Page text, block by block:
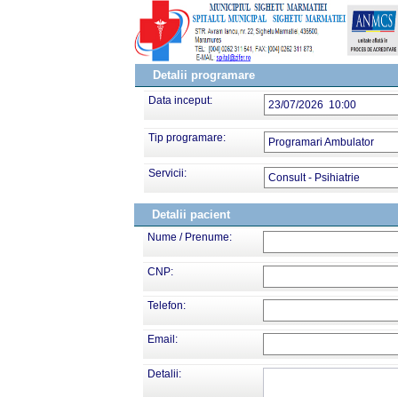
Detalii programare
Data inceput: 23/07/2026 10:00
Tip programare: Programari Ambulator
Servicii: Consult - Psihiatrie
Detalii pacient
Nume / Prenume:
CNP:
Telefon:
Email:
Detalii: